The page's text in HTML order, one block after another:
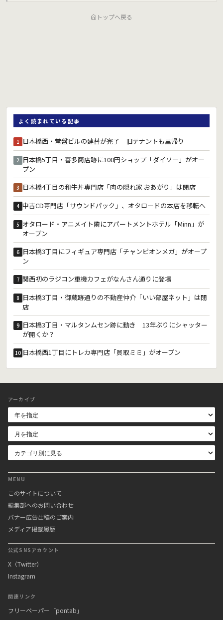
トップへ戻る
よく読まれている記事
1 日本橋西・常盤ビルの建替が完了 旧テナントも里帰り
2 日本橋5丁目・喜多商店跡に100円ショップ「ダイソー」がオー
プン
3 日本橋4丁目の和牛丼専門店「肉の隠れ家 おあがり」は閉店
4 中古CD専門店「サウンドパック」、オタロードの本店を移転へ
5 オタロード・アニメイト隣にアパートメントホテル「Minn」が
オープン
6 日本橋3丁目にフィギュア専門店「チャンピオンメガ」がオープ
ン
7 関西初のラジコン重機カフェがなんさん通りに登場
8 日本橋3丁目・御蔵跡通りの不動産仲介「いい部屋ネット」は閉
店
9 日本橋3丁目・マルタンムセン跡に動き 13年ぶりにシャッター
が開くか？
10 日本橋西1丁目にトレカ専門店「買取ミミ」がオープン
アーカイブ
MENU
このサイトについて
編集部へのお問い合わせ
バナー広告出稿のご案内
メディア掲載履歴
公式SNSアカウント
X（Twitter）
Instagram
関連リンク
フリーペーパー「pontab」